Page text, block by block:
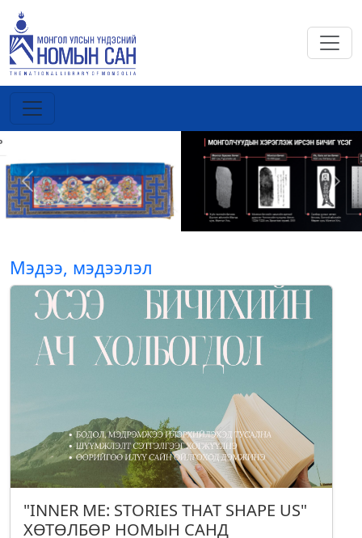
Previous Next
Мэдээ, мэдээлэл
"INNER ME: STORIES THAT SHAPE US"
ХӨТӨЛБӨР НОМЫН САНД